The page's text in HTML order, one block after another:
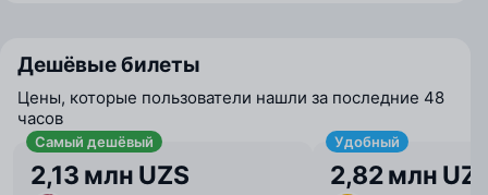
Дешёвые билеты
Цены, которые пользователи нашли за последние 48
часов
Самый дешёвый
2,13 млн UZS
Удобный
2,82 млн